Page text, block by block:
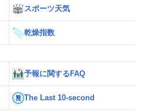
スポーツ天気
乾燥指数
予報に関するFAQ
The Last 10-second